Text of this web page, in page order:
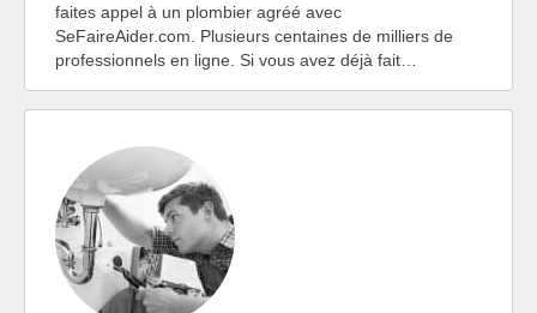
faites appel à un plombier agréé avec
SeFaireAider.com. Plusieurs centaines de milliers de
professionnels en ligne. Si vous avez déjà fait…